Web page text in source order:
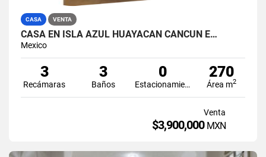
CASA VENTA
CASA EN ISLA AZUL HUAYACAN CANCUN E…
Mexico
3
Recámaras
3
Baños
0
Estacionamiento
270
Área m2
Venta
$3,900,000 MXN